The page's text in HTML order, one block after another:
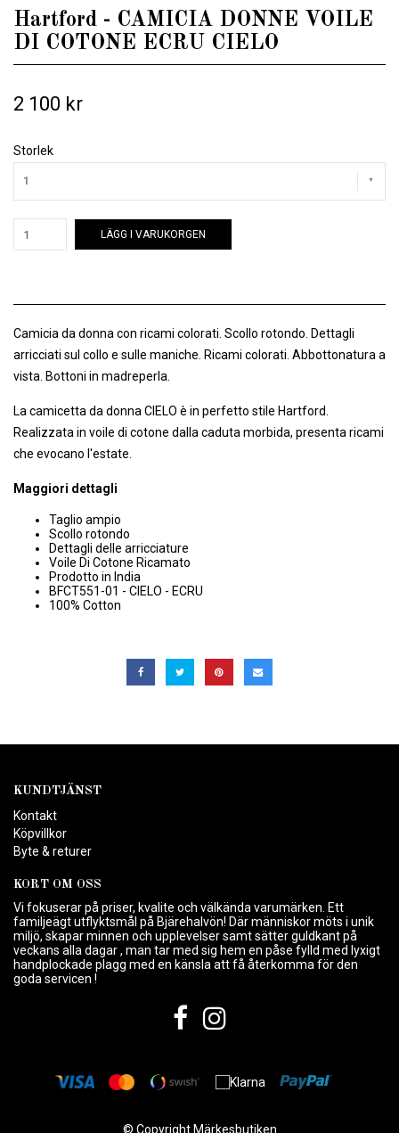
Hartford - CAMICIA DONNE VOILE
DI COTONE ECRU CIELO
2 100 kr
Storlek
1
LÄGG I VARUKORGEN
Camicia da donna con ricami colorati. Scollo rotondo. Dettagli
arricciati sul collo e sulle maniche. Ricami colorati. Abbottonatura a
vista. Bottoni in madreperla.
La camicetta da donna CIELO è in perfetto stile Hartford.
Realizzata in voile di cotone dalla caduta morbida, presenta ricami
che evocano l'estate.
Maggiori dettagli
Taglio ampio
Scollo rotondo
Dettagli delle arricciature
Voile Di Cotone Ricamato
Prodotto in India
BFCT551-01 - CIELO - ECRU
100% Cotton
KUNDTJÄNST
Kontakt
Köpvillkor
Byte & returer
KORT OM OSS
Vi fokuserar på priser, kvalite och välkända varumärken. Ett
familjeägt utflyktsmål på Bjärehalvön! Där människor möts i unik
miljö, skapar minnen och upplevelser samt sätter guldkant på
veckans alla dagar , man tar med sig hem en påse fylld med lyxigt
handplockade plagg med en känsla att få återkomma för den
goda servicen !
© Copyright Märkesbutiken